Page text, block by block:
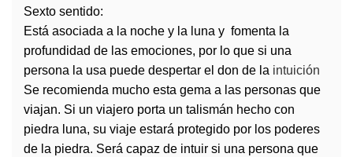
Sexto sentido:
Está asociada a la noche y la luna y fomenta la
profundidad de las emociones, por lo que si una
persona la usa puede despertar el don de la intuición
Se recomienda mucho esta gema a las personas que
viajan. Si un viajero porta un talismán hecho con
piedra luna, su viaje estará protegido por los poderes
de la piedra. Será capaz de intuir si una persona que